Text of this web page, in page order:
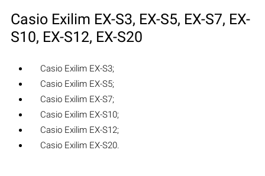
Casio Exilim EX-S3, EX-S5, EX-S7, EX-
S10, EX-S12, EX-S20
Casio Exilim EX-S3;
Casio Exilim EX-S5;
Casio Exilim EX-S7;
Casio Exilim EX-S10;
Casio Exilim EX-S12;
Casio Exilim EX-S20.